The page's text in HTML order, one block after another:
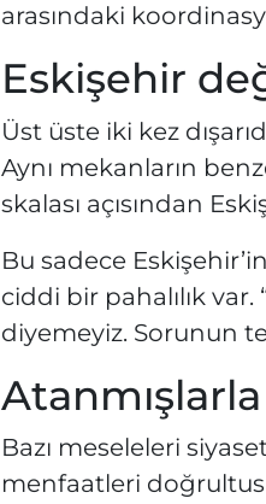
arasındaki
Eskişehir
Üst üste iki kez
Aynı mekanların
skalası açısından
Bu sadece
ciddi bir pahalılık
diyemeyiz. Sorunun
Bazı meseleleri
menfaatleri